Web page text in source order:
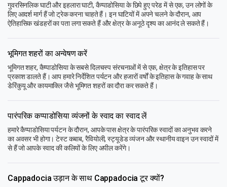
गुवरसिनलिक घाटी और इहलारा घाटी, कैप्पाडोसिया के छिपे हुए परेड में से एक, उन लोगों के
लिए आदर्श मार्ग हैं जो ट्रेक करना चाहते हैं। इन घाटियों में अपने चलने के दौरान, आप
ऐतिहासिक खंडहरों का पता लगा सकते हैं और क्षेत्र के अनूठे दृश्य का आनंद ले सकते हैं।
भूमिगत शहरों का अन्वेषण करें
भूमिगत शहर, कैप्पाडोसिया के सबसे दिलचस्प संरचनाओं में से एक, क्षेत्र के इतिहास पर
प्रकाश डालते हैं। आप हमारे निर्देशित पर्यटन और हजारों वर्षों के इतिहास के गवाह के साथ
डेरिंकुयू और कायमाक्लि जैसे भूमिगत शहरों का दौरा कर सकते हैं।
पारंपरिक कप्पाडोसिया व्यंजनों के स्वाद का स्वाद लें
हमारे कैप्पाडोसिया पर्यटन के दौरान, आपके पास क्षेत्र के पारंपरिक स्वादों का अनुभव करने
का अवसर भी होगा। टेस्ट कबाब, रैवियोली, स्ट्यूडेड व्यंजन और स्थानीय वाइन उन स्वादों में
से हैं जो आपके स्वाद की कलियों के लिए अपील करेंगे।
Cappadocia उड़ान के साथ Cappadocia टूर क्यों?